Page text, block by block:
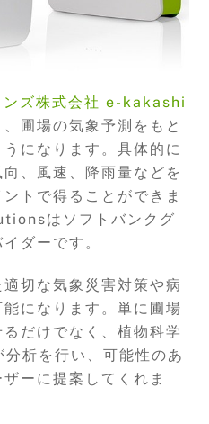
ンズ株式会社 e-kakashi
圃場の気象予測をもと
になります。具体的に
、風速、降雨量などを
トで得ることができま
はソフトバンクグ
ダーです。
切な気象災害対策や病
になります。単に圃場
だけでなく、植物科学
析を行い、可能性のあ
ーに提案してくれま